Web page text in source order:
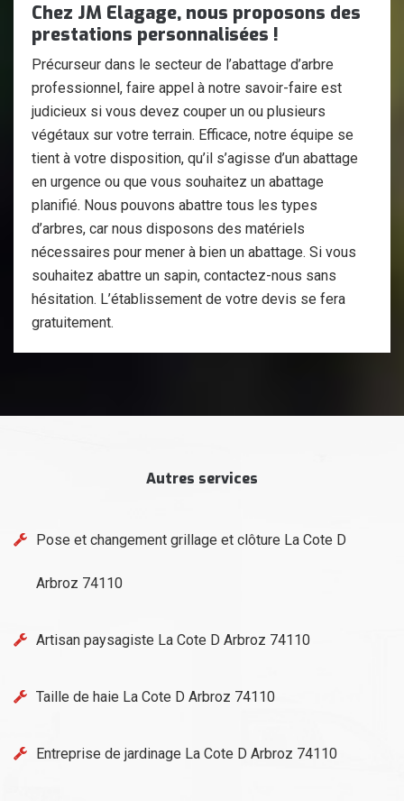
Chez JM Elagage, nous proposons des
prestations personnalisées !
Précurseur dans le secteur de l’abattage d’arbre
professionnel, faire appel à notre savoir-faire est
judicieux si vous devez couper un ou plusieurs
végétaux sur votre terrain. Efficace, notre équipe se
tient à votre disposition, qu’il s’agisse d’un abattage
en urgence ou que vous souhaitez un abattage
planifié. Nous pouvons abattre tous les types
d’arbres, car nous disposons des matériels
nécessaires pour mener à bien un abattage. Si vous
souhaitez abattre un sapin, contactez-nous sans
hésitation. L’établissement de votre devis se fera
gratuitement.
Autres services
Pose et changement grillage et clôture La Cote D
Arbroz 74110
Artisan paysagiste La Cote D Arbroz 74110
Taille de haie La Cote D Arbroz 74110
Entreprise de jardinage La Cote D Arbroz 74110